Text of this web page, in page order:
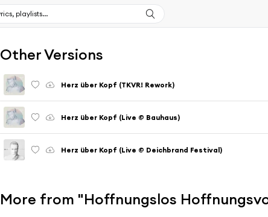
Other Versions
Herz über Kopf (TKVR! Rework)
Herz über Kopf (Live @ Bauhaus)
Herz über Kopf (Live @ Deichbrand Festival)
More from "Hoffnungslos